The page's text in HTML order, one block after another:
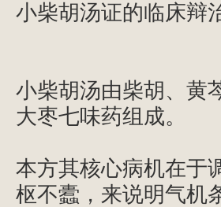
小柴胡汤证的临床辩
小柴胡汤由柴胡、黄
大枣七味药组成。
本方其核心病机在于
枢不蠹，来说明气机